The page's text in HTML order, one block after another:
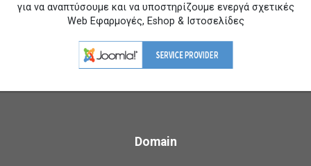
για να αναπτύσουμε και να υποστηρίζουμε ενεργά σχετικές
Web Εφαρμογές, Eshop & Ιστοσελίδες
Domain